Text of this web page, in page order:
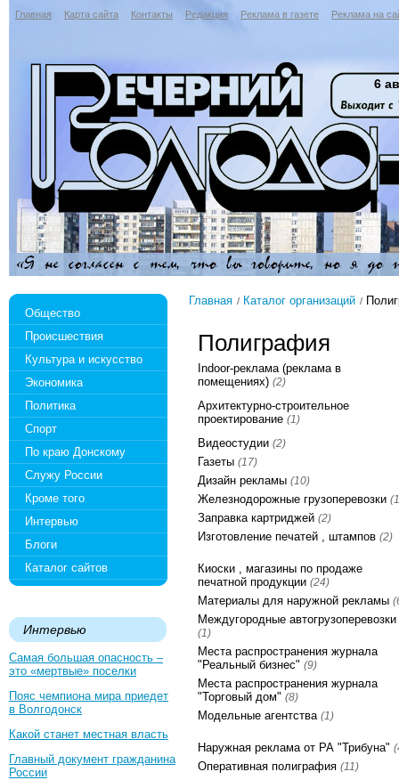
Главная Карта сайта Контакты Редакция Реклама в газете Реклама на
6
Общество
Происшествия
Культура и искусство
Экономика
Политика
Спорт
По краю Донскому
Служу России
Кроме того
Интервью
Блоги
Каталог сайтов
Интервью
Самая большая опасность –
это «мертвые» поселки
Пояс чемпиона мира приедет
в Волгодонск
Какой станет местная власть
Главный документ гражданина
России
Главная Каталог организаций
Полиграфия
Indoor-реклама (реклама в
помещениях) (2)
Архитектурно-строительное
проектирование (1)
Видеостудии (2)
Газеты (17)
Дизайн рекламы (10)
Железнодорожные грузоперевозки
Заправка картриджей (2)
Изготовление печатей , штампов (2)
Киоски , магазины по продаже
печатной продукции (24)
Материалы для наружной рекламы
Междугородные автогрузоперевозки
(1)
Места распространения журнала
"Реальный бизнес" (9)
Места распространения журнала
"Торговый дом" (8)
Модельные агентства (1)
Наружная реклама от РА "Трибуна"
Оперативная полиграфия (11)